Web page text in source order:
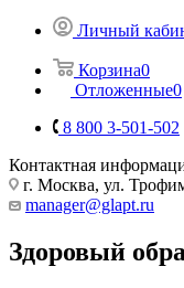
Личный
Корзина0
Отложенные0
8 800 3-501-502
Контактная
г. Москва, ул.
manager@glapt.ru
Здоровый